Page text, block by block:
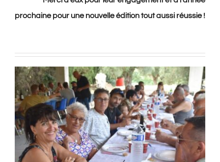
prochaine pour une nouvelle édition tout aussi réussie !